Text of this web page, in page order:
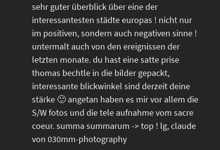
sehr guter überblick über eine der
interessantesten städte europas ! nicht nur
im positiven, sondern auch negativen sinne !
untermalt auch von den ereignissen der
letzten monate. du hast eine satte prise
thomas bechtle in die bilder gepackt,
interessante blickwinkel sind derzeit deine
stärke 🙂 angetan haben es mir vor allem die
S/W fotos und die tele aufnahme vom sacre
coeur. summa summarum -> top ! lg, claude
von 030mm-photography